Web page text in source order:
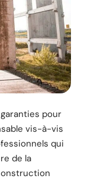
pour
vis-à-vis
qui
de la